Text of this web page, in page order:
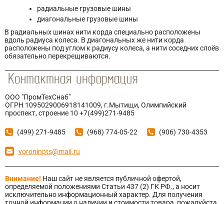
радиальные грузовые шины
диагональные грузовые шины
В радиальных шинах нити корда специально расположены
вдоль радиуса колеса. В диагональных же нити корда
расположены под углом к радиусу колеса, а нити соседних слоёв
обязательно перекрещиваются.
ООО "ПромТехСнаб"
ОГРН 1095029006918141009, г.Мытищи, Олимпийский
проспект, строение 10 +7(499)271-9485
(499) 271-9485 (968) 774-05-22 (906) 730-4353
voroninpts@mail.ru
Внимание! Наш сайт не является публичной офертой,
определяемой положениями Статьи 437 (2) ГК РФ., а носит
исключительно информационный характер. Для получения